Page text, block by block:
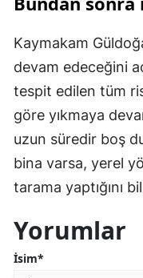
Kaymakam
devam edeceğini
tespit edilen tüm
göre yıkmaya
uzun süredir boş
bina varsa, yerel
tarama yaptığını
Yorumlar
İsim*